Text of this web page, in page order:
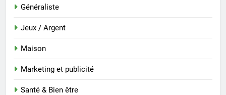
Généraliste
Jeux / Argent
Maison
Marketing et publicité
Santé & Bien être